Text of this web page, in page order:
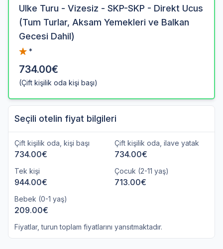
Ulke Turu - Vizesiz - SKP-SKP - Direkt Ucus
(Tum Turlar, Aksam Yemekleri ve Balkan
Gecesi Dahil)
*
734.00€
(Çift kişilik oda kişi başı)
Seçili otelin fiyat bilgileri
Çift kişilik oda, kişi başı
734.00€
Çift kişilik oda, ilave yatak
734.00€
Tek kişi
944.00€
Çocuk (2-11 yaş)
713.00€
Bebek (0-1 yaş)
209.00€
Fiyatlar, turun toplam fiyatlarını yansıtmaktadır.